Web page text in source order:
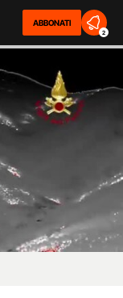
ABBONATI
2